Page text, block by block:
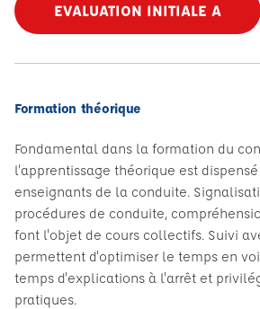
EVALUATION INITIALE A
Formation théorique
Fondamental dans la formation du
l'apprentissage théorique est
enseignants de la conduite.
procédures de conduite,
font l'objet de cours collectifs. Suivi
permettent d'optimiser le temps en
temps d'explications à l'arrêt et
pratiques.